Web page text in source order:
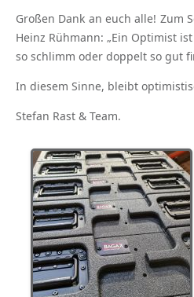
Großen Dank an euch alle! Zum
Heinz Rühmann: „Ein Optimist
so schlimm oder doppelt so gut
In diesem Sinne, bleibt
Stefan Rast & Team.